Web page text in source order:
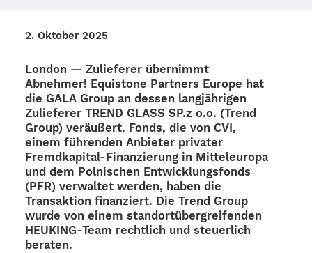
2. Okto­ber 2025
London — Zulie­fe­rer über­nimmt
Abneh­mer! Equis­tone Part­ners Europe hat
die GALA Group an dessen lang­jäh­ri­gen
Zulie­fe­rer TREND GLASS SP.z o.o. (Trend
Group) veräu­ßert. Fonds, die von CVI,
einem führen­den Anbie­ter priva­ter
Frem­d­­ka­pi­­tal-Finan­­zie­rung in Mittel­eu­ropa
und dem Polni­schen Entwick­lungs­fonds
(PFR) verwal­tet werden, haben die
Trans­ak­tion finan­ziert. Die Trend Group
wurde von einem standort­über­grei­fen­den
HEUKING-Team recht­lich und steu­er­lich
beraten.